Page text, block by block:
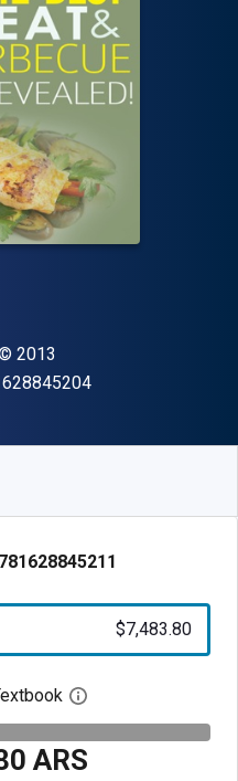
2013
"ISBN-13
$7,483.80
Abre el cuadro de
ARS